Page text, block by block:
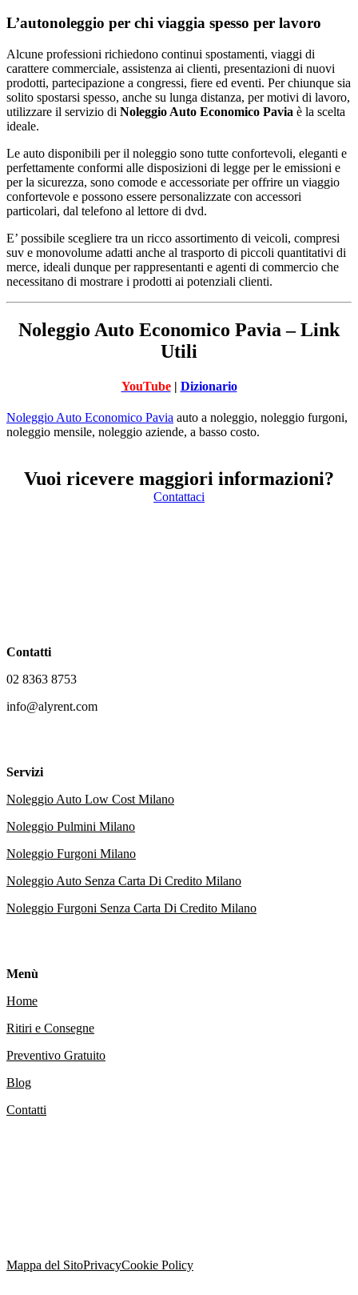
L’autonoleggio per chi viaggia spesso per lavoro
Alcune professioni richiedono continui spostamenti, viaggi di
carattere commerciale, assistenza ai clienti, presentazioni di nuovi
prodotti, partecipazione a congressi, fiere ed eventi. Per chiunque sia
solito spostarsi spesso, anche su lunga distanza, per motivi di lavoro,
utilizzare il servizio di Noleggio Auto Economico Pavia è la scelta
ideale.
Le auto disponibili per il noleggio sono tutte confortevoli, eleganti e
perfettamente conformi alle disposizioni di legge per le emissioni e
per la sicurezza, sono comode e accessoriate per offrire un viaggio
confortevole e possono essere personalizzate con accessori
particolari, dal telefono al lettore di dvd.
E’ possibile scegliere tra un ricco assortimento di veicoli, compresi
suv e monovolume adatti anche al trasporto di piccoli quantitativi di
merce, ideali dunque per rappresentanti e agenti di commercio che
necessitano di mostrare i prodotti ai potenziali clienti.
Noleggio Auto Economico Pavia – Link
Utili
YouTube| Dizionario
Noleggio Auto Economico Pavia auto a noleggio, noleggio furgoni,
noleggio mensile, noleggio aziende, a basso costo.
Vuoi ricevere maggiori informazioni?
Contattaci
Contatti
02 8363 8753
info@alyrent.com
Servizi
Noleggio Auto Low Cost Milano
Noleggio Pulmini Milano
Noleggio Furgoni Milano
Noleggio Auto Senza Carta Di Credito Milano
Noleggio Furgoni Senza Carta Di Credito Milano
Menù
Home
Ritiri e Consegne
Preventivo Gratuito
Blog
Contatti
Mappa del SitoPrivacyCookie Policy